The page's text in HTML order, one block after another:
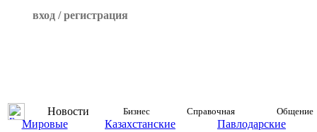
вход / регистрация
Новости Бизнес Справочная Общение
Мировые Казахстанские Павлодарские